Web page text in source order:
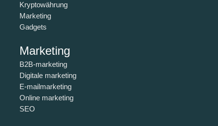
Kryptowährung
Marketing
Gadgets
Marketing
B2B-marketing
Digitale marketing
E-mailmarketing
Online marketing
SEO